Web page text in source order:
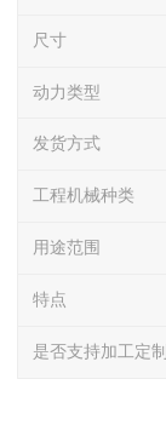
尺寸
动力类型
发货方式
工程机械种类
用途范围
特点
是否支持加工定制